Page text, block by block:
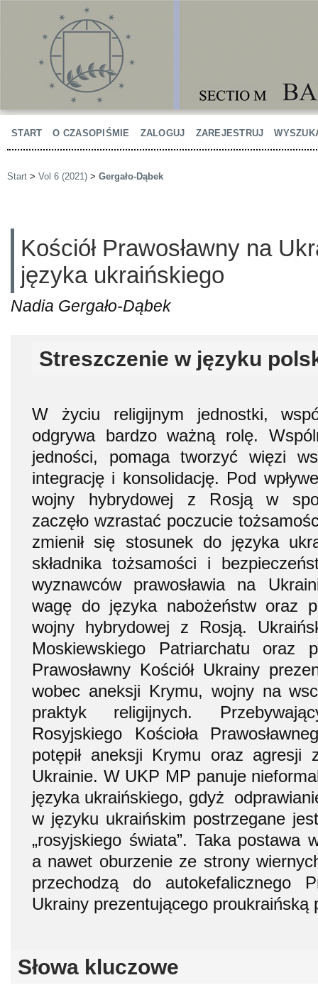
START O CZASOPIŚMIE ZALOGUJ ZAREJESTRUJ
Start > Vol 6 (2021) > Gergało-Dąbek
Kościół Prawosławny na
języka ukraińskiego
Nadia Gergało-Dąbek
Streszczenie w języku
W życiu religijnym jednostki,
odgrywa bardzo ważną rolę.
jedności, pomaga tworzyć więzi
integrację i konsolidację. Pod
wojny hybrydowej z Rosją w
zaczęło wzrastać poczucie
zmienił się stosunek do języka
składnika tożsamości i
wyznawców prawosławia na
wagę do języka nabożeństw oraz
wojny hybrydowej z Rosją.
Moskiewskiego Patriarchatu oraz
Prawosławny Kościół Ukrainy
wobec aneksji Krymu, wojny na
praktyk religijnych.
Rosyjskiego Kościoła
potępił aneksji Krymu oraz agresji
Ukrainie. W UKP MP panuje
języka ukraińskiego, gdyż
w języku ukraińskim postrzegane
„rosyjskiego świata”. Taka postawa
a nawet oburzenie ze strony
przechodzą do autokefalicznego
Ukrainy prezentującego proukraińską
Słowa kluczowe